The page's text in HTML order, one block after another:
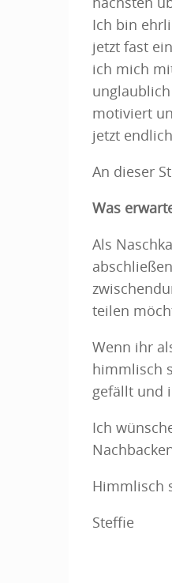
Ich bin
jetzt fast
ich mich
motiviert
jetzt
An dieser
Was
Als
teilen
Wenn ihr
himmlisch
gefällt und
Ich
Himmlisch
Steffie